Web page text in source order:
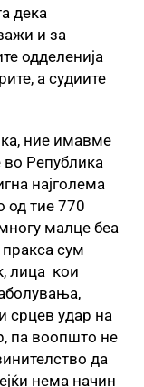
дека
и за
одделенија
а судиите
ние имавме
во Република
најголема
од тие 770
малце беа
сум
лица кои
срцев удар на
па воопшто не
да
нема начин